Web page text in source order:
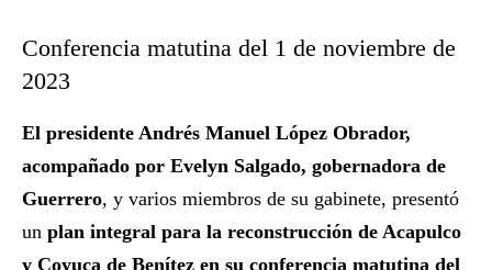
Conferencia matutina del 1 de noviembre de
2023
El presidente Andrés Manuel López Obrador,
acompañado por Evelyn Salgado, gobernadora de
Guerrero, y varios miembros de su gabinete, presentó
un plan integral para la reconstrucción de Acapulco
y Coyuca de Benítez en su conferencia matutina del